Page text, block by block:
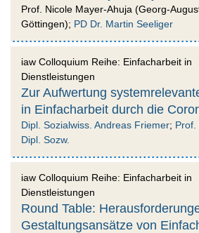
Prof. Nicole Mayer-Ahuja (Georg-
Göttingen); PD Dr. Martin Seeliger
iaw Colloquium Reihe: Einfacharbeit in
Dienstleistungen
Zur Aufwertung
in Einfacharbeit durch die
Dipl. Sozialwiss. Andreas Friemer; Prof.
Dipl. Sozw.
iaw Colloquium Reihe: Einfacharbeit in
Dienstleistungen
Round Table:
Gestaltungsansätze von